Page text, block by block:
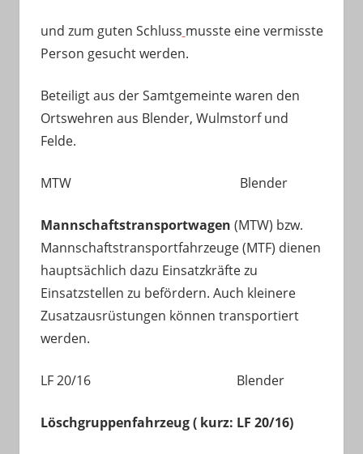
und zum guten Schluss musste eine vermisste
Person gesucht werden.
Beteiligt aus der Samtgemeinte waren den
Ortswehren aus Blender, Wulmstorf und
Felde.
MTW Blender
Mannschaftstransportwagen (MTW) bzw.
Mannschaftstransportfahrzeuge (MTF) dienen
hauptsächlich dazu Einsatzkräfte zu
Einsatzstellen zu befördern. Auch kleinere
Zusatzausrüstungen können transportiert
werden.
LF 20/16 Blender
Löschgruppenfahrzeug ( kurz: LF 20/16)